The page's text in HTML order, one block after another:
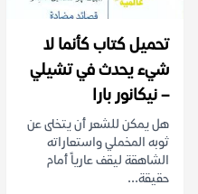
تحميل كتاب كأنما لا
شيء يحدث في تشيلي
– نيكانور بارا
هل يمكن للشعر أن يتخلى عن
ثوبه المخملي واستعاراته
الشاهقة ليقف عارياً أمام
حقيقة...